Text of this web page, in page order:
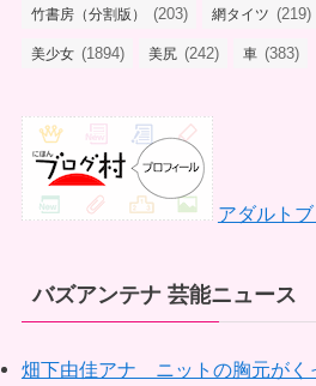
竹書房（分割版） (203) 網タイツ (219)
美少女 (1894) 美尻 (242) 車 (383)
アダルト
バズアンテナ 芸能ニュース
畑下由佳アナ ニットの胸元がく